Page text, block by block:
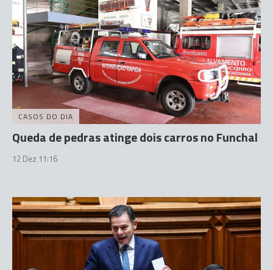
CASOS DO DIA
Queda de pedras atinge dois carros no Funchal
12 Dez 11:16